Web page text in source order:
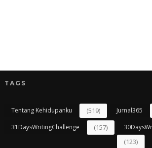
TAGS
Tentang Kehidupanku (519) Jurnal365
31DaysWritingChallenge (157)
(123)